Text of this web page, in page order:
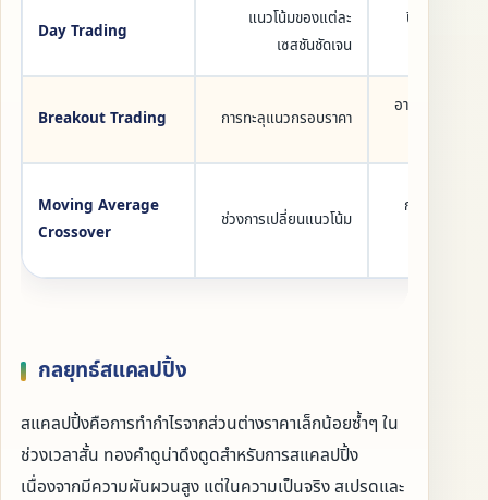
Day Trading
แนวโน้มของแต่ละ
เซสชันชัดเจน
ปิดสถานะได้ภ
Breakout Trading การทะลุแนวกรอบราคา
อาจมีแรงส่งใน
Moving Average
Crossover
ช่วงการเปลี่ยนแนวโน้ม
กำหนดกฎการ
กลยุทธ์สแคลปปิ้ง
สแคลปปิ้งคือการทำกำไรจากส่วนต่างราคาเล็กน้อยซ้ำๆ ใน
ช่วงเวลาสั้น ทองคำดูน่าดึงดูดสำหรับการสแคลปปิ้ง
เนื่องจากมีความผันผวนสูง แต่ในความเป็นจริง สเปรดและ